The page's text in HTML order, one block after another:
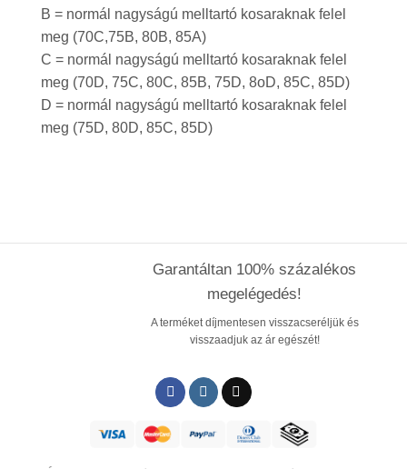
B = normál nagyságú melltartó kosaraknak felel
meg (70C,75B, 80B, 85A)
C = normál nagyságú melltartó kosaraknak felel
meg (70D, 75C, 80C, 85B, 75D, 8oD, 85C, 85D)
D = normál nagyságú melltartó kosaraknak felel
meg (75D, 80D, 85C, 85D)
Garantáltan 100% százalékos
megelégedés!
A terméket díjmentesen visszacseréljük és
visszaadjuk az ár egészét!